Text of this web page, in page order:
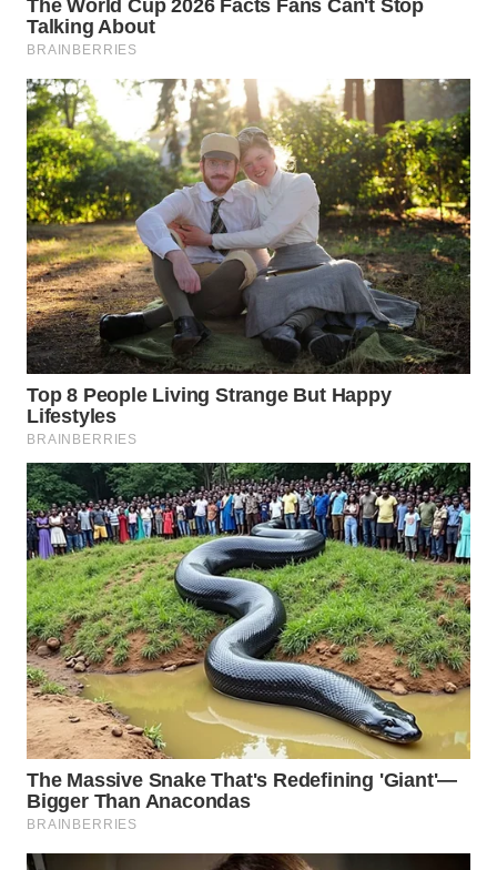
KARO
WN
SIMALUNGUN
WN
LABUHANBATU
WN
TAPANULI
TENGAH
WN DELI
SERDANG
WN
TINGGI
WN
PAKPAK
WN
KARAWANG
WN
BEKASI
WN
BOGOR